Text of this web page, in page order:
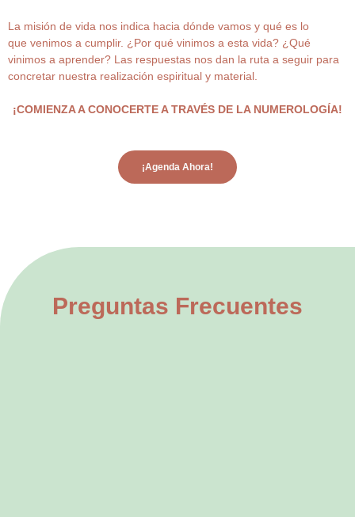
La misión de vida nos indica hacia dónde vamos y qué es lo
que venimos a cumplir. ¿Por qué vinimos a esta vida? ¿Qué
vinimos a aprender? Las respuestas nos dan la ruta a seguir para
concretar nuestra realización espiritual y material.
¡COMIENZA A CONOCERTE A TRAVÉS DE LA NUMEROLOGÍA!
¡Agenda Ahora!
Preguntas Frecuentes